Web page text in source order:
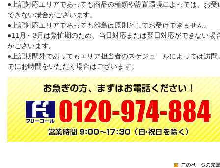
●上記対応エリアであっても商品の種類や設置環境によっては、お受
できない場合がございます。
●上記対応エリアであっても離島は原則としてお受けできません。
●11月～3月は繁忙期のため、当日対応または翌日対応ができない場
がございます。
●上記期間外であってもエリア担当者のスケジュールによっては訪問
でにお時間をいただく場合はございます。